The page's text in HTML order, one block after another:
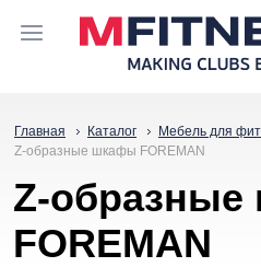
Главная Каталог
Мебель для
Z-образные шкафы FOREMAN
Z-
FOREMAN